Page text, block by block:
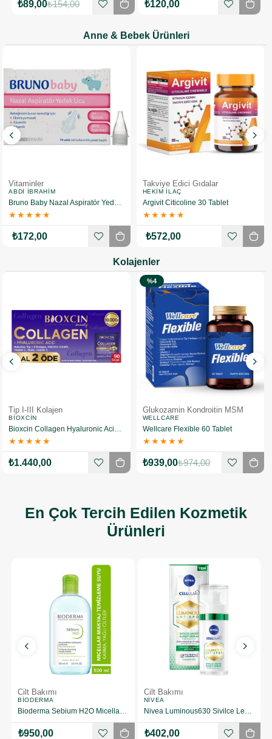
₺89,00₺154,00 ₺120,00
Anne & Bebek Ürünleri
Vitaminler
ABDI İBRAHIM
Bruno Baby Nazal Aspiratör Yedek Ucu 10 Adet
★★★★★
₺172,00
Takviye Edici Gıdalar
HEKIM İLAÇ
Argivit Citicoline 30 Tablet
★★★★★
₺572,00
Kolajenler
Tip I-III Kolajen
BIOXCIN
Bioxcin Collagen Hyaluronic Acid Hidrolize Tip 1-3 Kolajen 90 Saşe
★★★★★
₺1.440,00
Glukozamin Kondroitin MSM
WELLCARE
Wellcare Flexible 60 Tablet
★★★★★
%4
₺939,00₺974,00
En Çok Tercih Edilen Kozmetik
Ürünleri
Cilt Bakımı
BIODERMA
₺950,00
Cilt Bakımı
NIVEA
₺402,00